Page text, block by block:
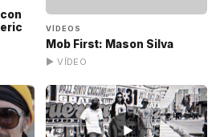
VÍDEOS
Mob First: Mason Silva
▶ VÍDEO
▶